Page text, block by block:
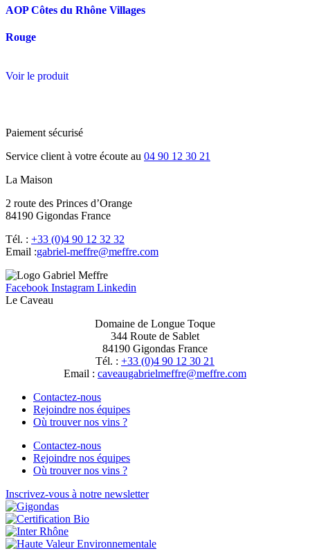
AOP Côtes du Rhône Villages
Rouge
Voir le produit
Paiement sécurisé
Service client à votre écoute au 04 90 12 30 21
La Maison
2 route des Princes d’Orange
84190 Gigondas France
Tél. : +33 (0)4 90 12 32 32
Email :moc.erffem@erffem-leirbag
Facebook Instagram Linkedin
Le Caveau
Domaine de Longue Toque
344 Route de Sablet
84190 Gigondas France
Tél. : +33 (0)4 90 12 30 21
Email : moc.erffem@erffemleirbaguaevac
Contactez-nous
Rejoindre nos équipes
Où trouver nos vins ?
Contactez-nous
Rejoindre nos équipes
Où trouver nos vins ?
Inscrivez-vous à notre newsletter